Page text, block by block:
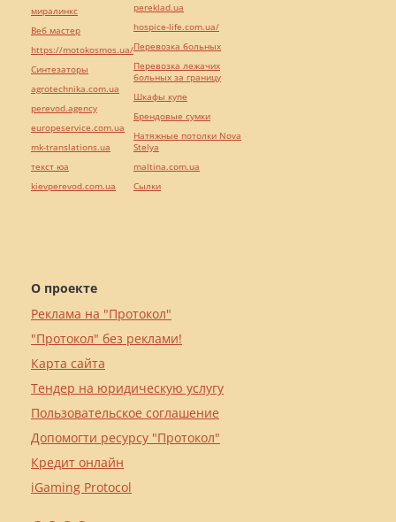
О проекте
Реклама на "Протокол"
"Протокол" без реклами!
Карта сайта
Тендер на юридическую услугу
Пользовательское соглашение
Допомогти ресурсу "Протокол"
Кредит онлайн
iGaming Protocol
миралинкс
Веб мастер
https://motokosmos.ua/
Синтезаторы
agrotechnika.com.ua
perevod.agency
europeservice.com.ua
mk-translations.ua
текст юа
kievperevod.com.ua
pereklad.ua
hospice-life.com.ua/
Перевозка больных
Перевозка лежачих
больных за границу
Шкафы купе
Брендовые сумки
Натяжные потолки Nova
Stelya
maltina.com.ua
Cылки